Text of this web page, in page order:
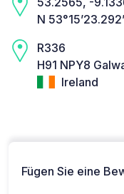
N
R336
H91 NPY8
Ireland
Fügen Sie eine